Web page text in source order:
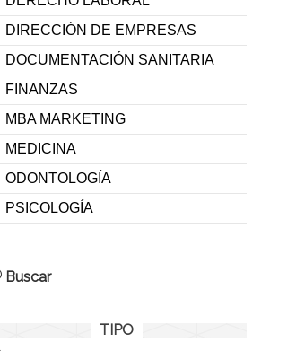
DIRECCIÓN DE EMPRESAS
DOCUMENTACIÓN SANITARIA
FINANZAS
MBA MARKETING
MEDICINA
ODONTOLOGÍA
PSICOLOGÍA
Buscar
TIPO